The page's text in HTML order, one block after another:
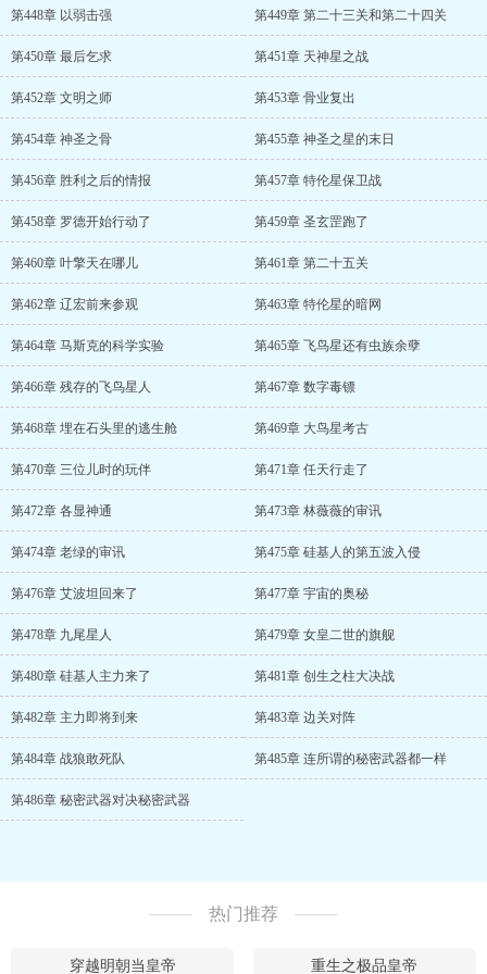
第448章 以弱击强 第449章 第二十三关和第二十四关
第450章 最后乞求 第451章 天神星之战
第452章 文明之师 第453章 骨业复出
第454章 神圣之骨 第455章 神圣之星的末日
第456章 胜利之后的情报 第457章 特伦星保卫战
第458章 罗德开始行动了 第459章 圣玄罡跑了
第460章 叶擎天在哪儿 第461章 第二十五关
第462章 辽宏前来参观 第463章 特伦星的暗网
第464章 马斯克的科学实验 第465章 飞鸟星还有虫族余孽
第466章 残存的飞鸟星人 第467章 数字毒镖
第468章 埋在石头里的逃生舱 第469章 大鸟星考古
第470章 三位儿时的玩伴 第471章 任天行走了
第472章 各显神通 第473章 林薇薇的审讯
第474章 老绿的审讯 第475章 硅基人的第五波入侵
第476章 艾波坦回来了 第477章 宇宙的奥秘
第478章 九尾星人 第479章 女皇二世的旗舰
第480章 硅基人主力来了 第481章 创生之柱大决战
第482章 主力即将到来 第483章 边关对阵
第484章 战狼敢死队 第485章 连所谓的秘密武器都一样
第486章 秘密武器对决秘密武器
热门推荐
穿越明朝当皇帝 重生之极品皇帝